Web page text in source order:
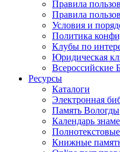
Правила
Правила
Условия и
Политика
Клубы по
Юридическая
Всероссийские
Ресурсы
Каталоги
Электронная
Память Вологды
Календарь
Книжные